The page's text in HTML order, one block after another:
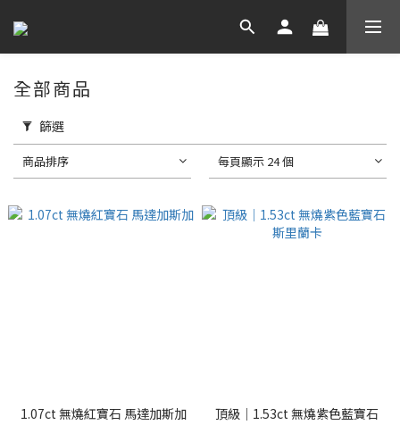
全部商品
篩選
商品排序 每頁顯示 24 個
1.07ct 無燒紅寶石 馬達加斯加
頂級｜1.53ct 無燒紫色藍寶石